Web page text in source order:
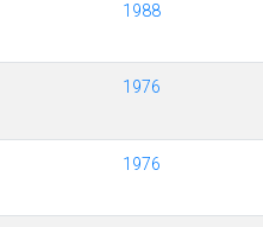
1988
1976
1976